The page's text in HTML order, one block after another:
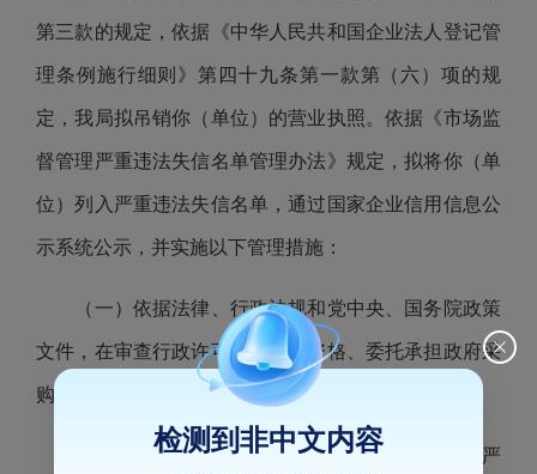
第三款的规定，依据《中华人民共和国企业法人登记管
理条例施行细则》第四十九条第一款第（六）项的规
定，我局拟吊销你（单位）的营业执照。依据《市场监
督管理严重违法失信名单管理办法》规定，拟将你（单
位）列入严重违法失信名单，通过国家企业信用信息公
示系统公示，并实施以下管理措施：
（一）依据法律、行政法规和党中央、国务院政策
文件，在审查行政许可、资质、资格、委托承担政府采
购项目、工程招投标时作为重要考量因素；
（二）列为重点监管对象，提高检查频次，依法严
检测到非中文内容